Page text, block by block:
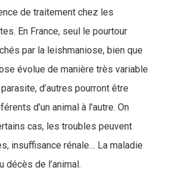
de traitement chez les
En France, seul le pourtour
par la leishmaniose, bien que
évolue de manière très variable
d’autres pourront être
d’un animal à l’autre. On
cas, les troubles peuvent
insuffisance rénale… La maladie
décès de l’animal.